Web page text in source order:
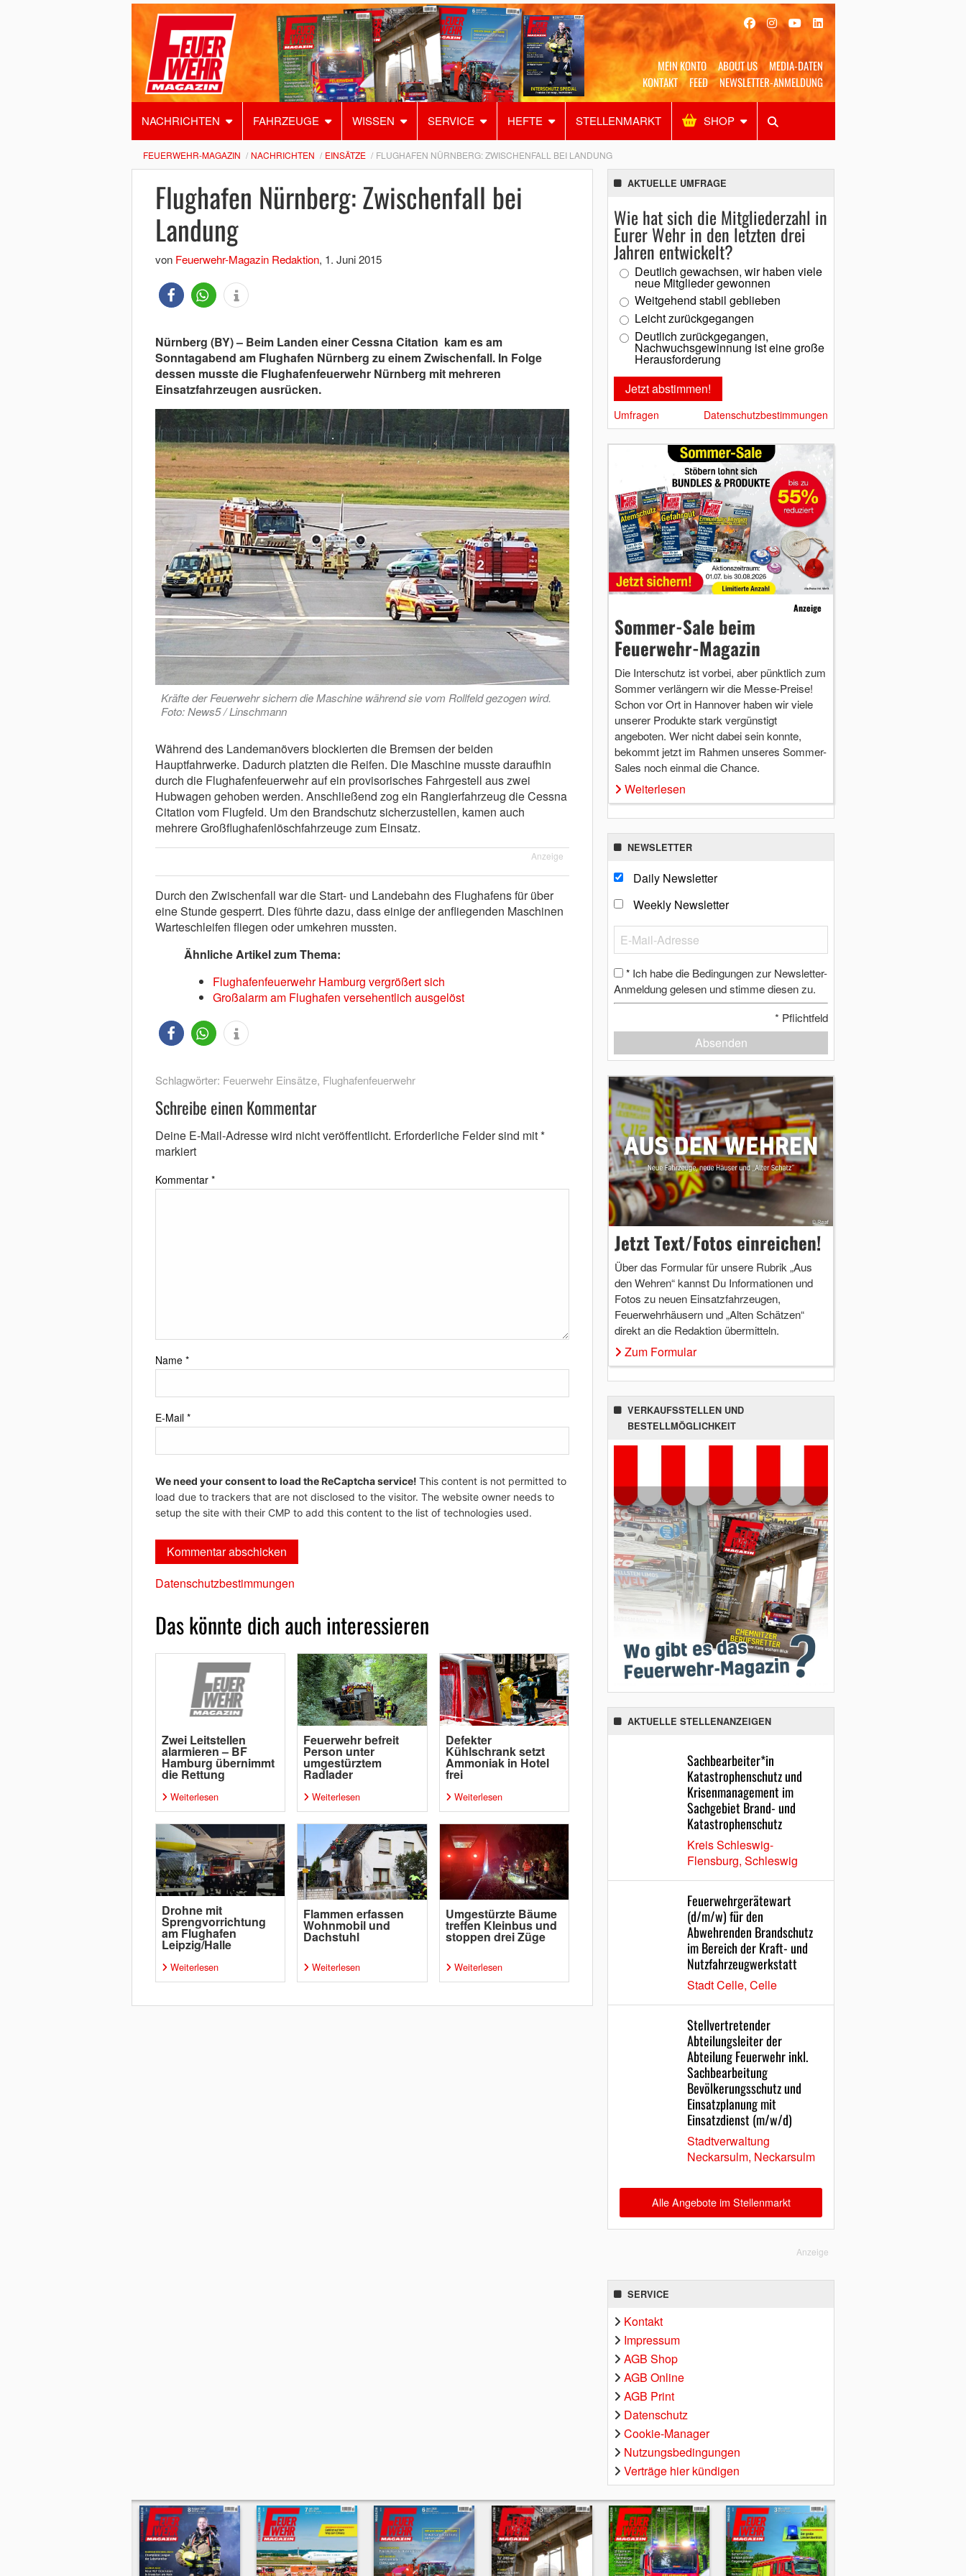
MEIN KONTO ABOUT US
MEDIA-DATEN
KONTAKT
FEED NEWSLETTER-ANMELDUNG
NACHRICHTEN FAHRZEUGE WISSEN SERVICE HEFTE STELLENMARKT SHOP
Alles Shop SUCHEN
FEUERWEHR-MAGAZIN NACHRICHTEN EINSÄTZE FLUGHAFEN NÜRNBERG: ZWISCHENFALL BEI LANDUNG
Flughafen Nürnberg: Zwischenfall bei
Landung
von Feuerwehr-Magazin Redaktion, 1. Juni 2015
Nürnberg (BY) – Beim Landen einer Cessna Citation kam es am
Sonntagabend am Flughafen Nürnberg zu einem Zwischenfall. In Folge
dessen musste die Flughafenfeuerwehr Nürnberg mit mehreren
Einsatzfahrzeugen ausrücken.
Kräfte der Feuerwehr sichern die Maschine während sie vom Rollfeld gezogen wird.
Foto: News5 / Linschmann
Während des Landemanövers blockierten die Bremsen der beiden
Hauptfahrwerke. Dadurch platzten die Reifen. Die Maschine musste daraufhin
durch die Flughafenfeuerwehr auf ein provisorisches Fahrgestell aus zwei
Hubwagen gehoben werden. Anschließend zog ein Rangierfahrzeug die Cessna
Citation vom Flugfeld. Um den Brandschutz sicherzustellen, kamen auch
mehrere Großflughafenlöschfahrzeuge zum Einsatz.
Anzeige
Durch den Zwischenfall war die Start- und Landebahn des Flughafens für über
eine Stunde gesperrt. Dies führte dazu, dass einige der anfliegenden Maschinen
Warteschleifen fliegen oder umkehren mussten.
Ähnliche Artikel zum Thema:
Flughafenfeuerwehr Hamburg vergrößert sich
Großalarm am Flughafen versehentlich ausgelöst
Schlagwörter: Feuerwehr Einsätze, Flughafenfeuerwehr
Schreibe einen Kommentar
Deine E-Mail-Adresse wird nicht veröffentlicht. Erforderliche Felder sind mit*
markiert
Kommentar *
Name *
E-Mail *
We need your consent to load the ReCaptcha service! This content is not permitted to
load due to trackers that are not disclosed to the visitor. The website owner needs to
setup the site with their CMP to add this content to the list of technologies used.
Datenschutzbestimmungen
Das könnte dich auch interessieren
Zwei Leitstellen
alarmieren – BF
Hamburg übernimmt
die Rettung
Weiterlesen
Feuerwehr befreit
Person unter
umgestürztem
Radlader
Weiterlesen
Defekter
Kühlschrank setzt
Ammoniak in Hotel
frei
Weiterlesen
Drohne mit
Sprengvorrichtung
am Flughafen
Leipzig/Halle
Weiterlesen
Flammen erfassen
Wohnmobil und
Dachstuhl
Weiterlesen
Umgestürzte Bäume
treffen Kleinbus und
stoppen drei Züge
Weiterlesen
AKTUELLE UMFRAGE
Wie hat sich die Mitgliederzahl in
Eurer Wehr in den letzten drei
Jahren entwickelt?
Deutlich gewachsen, wir haben viele
neue Mitglieder gewonnen
Weitgehend stabil geblieben
Leicht zurückgegangen
Deutlich zurückgegangen,
Nachwuchsgewinnung ist eine große
Herausforderung
Umfragen Datenschutzbestimmungen
Anzeige
Sommer-Sale beim
Feuerwehr-Magazin
Die Interschutz ist vorbei, aber pünktlich zum
Sommer verlängern wir die Messe-Preise!
Schon vor Ort in Hannover haben wir viele
unserer Produkte stark vergünstigt
angeboten. Wer nicht dabei sein konnte,
bekommt jetzt im Rahmen unseres Sommer-
Sales noch einmal die Chance.
Weiterlesen
NEWSLETTER
Daily Newsletter
Weekly Newsletter
* Ich habe die Bedingungen zur Newsletter-
Anmeldung gelesen und stimme diesen zu.
* Pflichtfeld
Absenden
Jetzt Text/Fotos einreichen!
Über das Formular für unsere Rubrik „Aus
den Wehren“ kannst Du Informationen und
Fotos zu neuen Einsatzfahrzeugen,
Feuerwehrhäusern und „Alten Schätzen“
direkt an die Redaktion übermitteln.
Zum Formular
VERKAUFSSTELLEN UND
BESTELLMÖGLICHKEIT
AKTUELLE STELLENANZEIGEN
Sachbearbeiter*in
Katastrophenschutz und
Krisenmanagement im
Sachgebiet Brand- und
Katastrophenschutz
Kreis Schleswig-
Flensburg, Schleswig
Feuerwehrgerätewart
(d/m/w) für den
Abwehrenden Brandschutz
im Bereich der Kraft- und
Nutzfahrzeugwerkstatt
Stadt Celle, Celle
Stellvertretender
Abteilungsleiter der
Abteilung Feuerwehr inkl.
Sachbearbeitung
Bevölkerungsschutz und
Einsatzplanung mit
Einsatzdienst (m/w/d)
Stadtverwaltung
Neckarsulm, Neckarsulm
Alle Angebote im Stellenmarkt
Anzeige
SERVICE
Kontakt
Impressum
AGB Shop
AGB Online
AGB Print
Datenschutz
Cookie-Manager
Nutzungsbedingungen
Verträge hier kündigen